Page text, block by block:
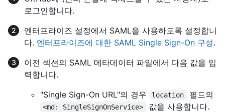
로그인합니다.
엔터프라이즈 설정에서 SAML을 사용하도록 설정합니
다. 엔터프라이즈에 대한 SAML Single Sign-On 구성.
이전 섹션의 SAML 메타데이터 파일에서 다음 값을 입
력합니다.
"Single Sign-On URL"의 경우
location 필드의
<md: SingleSignOnService> 값을 사용합니다.